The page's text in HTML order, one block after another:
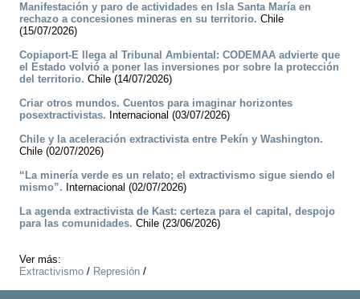
Manifestación y paro de actividades en Isla Santa María en
rechazo a concesiones mineras en su territorio. Chile
(15/07/2026)
Copiaport-E llega al Tribunal Ambiental: CODEMAA advierte que
el Estado volvió a poner las inversiones por sobre la protección
del territorio. Chile (14/07/2026)
Criar otros mundos. Cuentos para imaginar horizontes
posextractivistas. Internacional (03/07/2026)
Chile y la aceleración extractivista entre Pekín y Washington.
Chile (02/07/2026)
“La minería verde es un relato; el extractivismo sigue siendo el
mismo”. Internacional (02/07/2026)
La agenda extractivista de Kast: certeza para el capital, despojo
para las comunidades. Chile (23/06/2026)
Ver más:
Extractivismo / Represión /